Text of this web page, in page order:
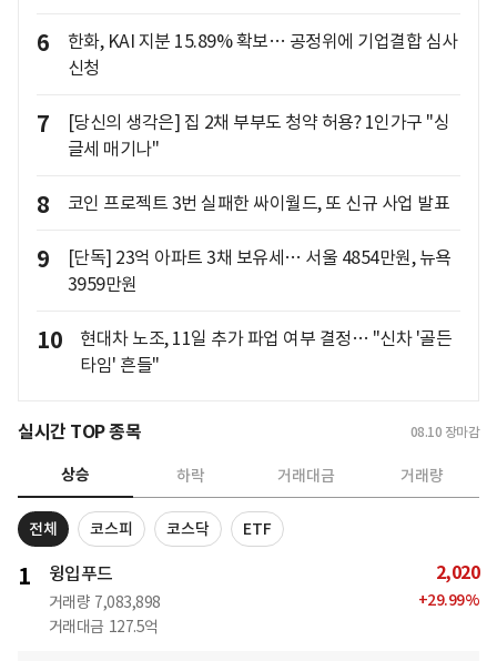
6
한화, KAI 지분 15.89% 확보… 공정위에 기업결합 심사
신청
7
[당신의 생각은] 집 2채 부부도 청약 허용? 1인가구 "싱
글세 매기나"
8 코인 프로젝트 3번 실패한 싸이월드, 또 신규 사업 발표
9
[단독] 23억 아파트 3채 보유세… 서울 4854만원, 뉴욕
3959만원
10
현대차 노조, 11일 추가 파업 여부 결정… "신차 '골든
타임' 흔들"
실시간 TOP 종목 08.10 장마감
상승 하락 거래대금 거래량
전체 코스피 코스닥 ETF
1 윙입푸드
거래량 7,083,898
거래대금 127.5억
2,020
+29.99%